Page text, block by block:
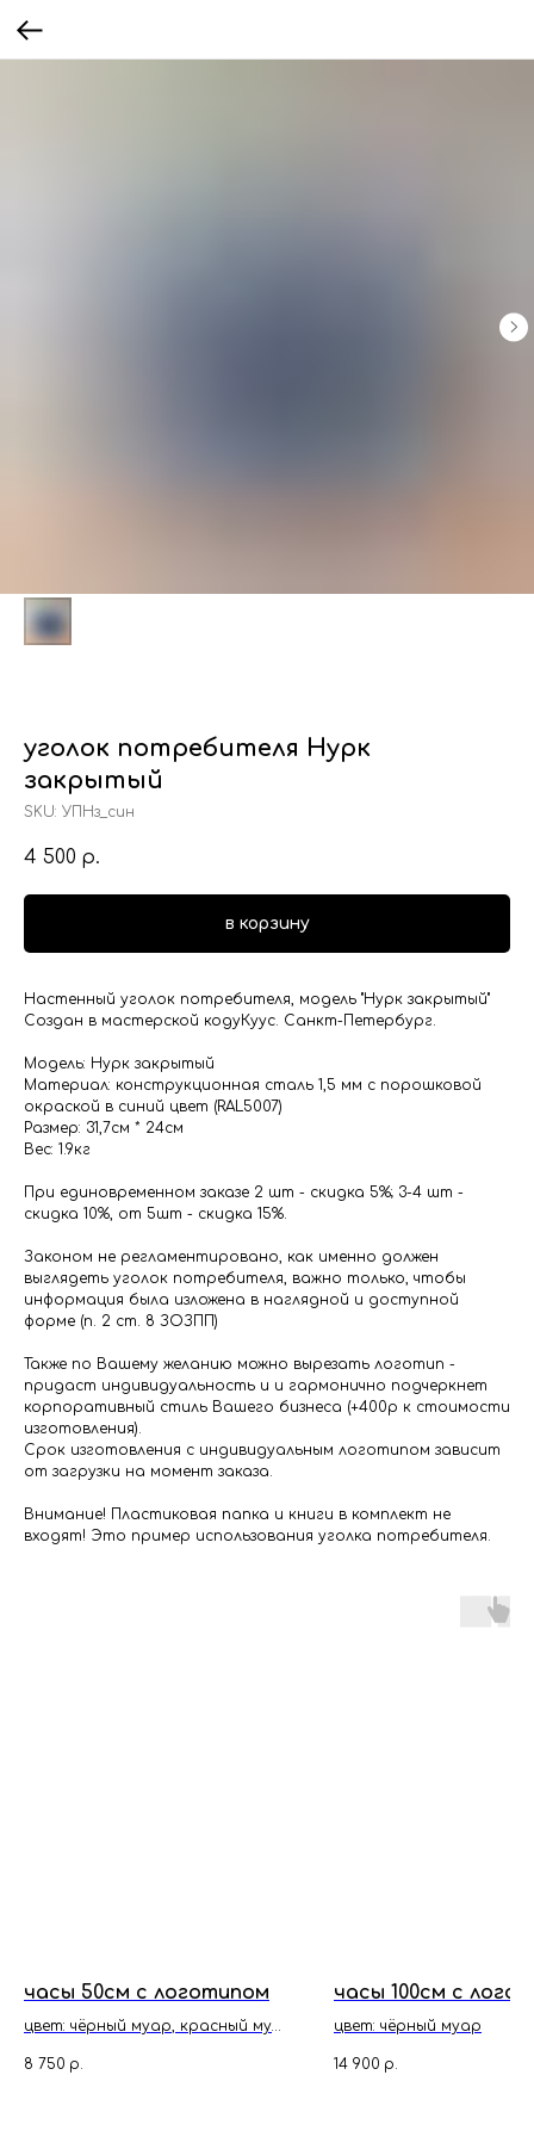
уголок потребителя Нурк
закрытый
SKU: УПНз_син
4 500 р.
в корзину
Настенный уголок потребителя, модель "Нурк закрытый"
Создан в мастерской кодуКуус. Санкт-Петербург.
Модель: Нурк закрытый
Материал: конструкционная сталь 1,5 мм с порошковой
окраской в синий цвет (RAL5007)
Размер: 31,7см * 24см
Вес: 1.9кг
При единовременном заказе 2 шт - скидка 5%; 3-4 шт -
скидка 10%, от 5шт - скидка 15%.
Законом не регламентировано, как именно должен
выглядеть уголок потребителя, важно только, чтобы
информация была изложена в наглядной и доступной
форме (п. 2 ст. 8 ЗОЗПП)
Также по Вашему желанию можно вырезать логотип -
придаст индивидуальность и и гармонично подчеркнет
корпоративный стиль Вашего бизнеса (+400р к стоимости
изготовления).
Срок изготовления с индивидуальным логотипом зависит
от загрузки на момент заказа.
Внимание! Пластиковая папка и книги в комплект не
входят! Это пример использования уголка потребителя.
часы 50см с логотипом
цвет: чёрный муар, красный мур,
8 750 р.
часы 100см с
цвет: чёрный муар
14 900 р.